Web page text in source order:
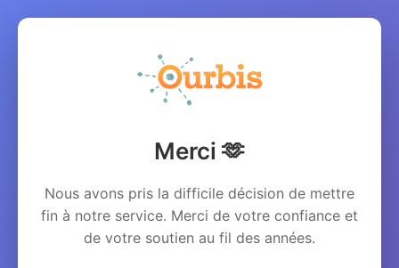
Merci 🫶
Nous avons pris la difficile décision de mettre
fin à notre service. Merci de votre confiance et
de votre soutien au fil des années.